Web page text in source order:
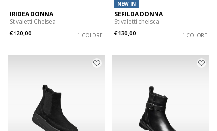
IRIDEA DONNA
Stivaletti Chelsea
€120,00
1 COLORE
NEW IN
SERILDA DONNA
Stivaletti chelsea
€130,00
1 COLORE